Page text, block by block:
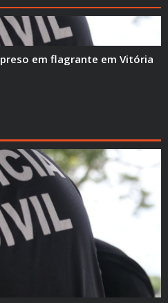
em flagrante em Vitória